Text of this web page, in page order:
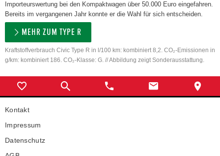
Importeurswertung bei den Kompaktwagen über 50.000 Euro eingefahren.
Bereits im vergangenen Jahr konnte er die Wahl für sich entscheiden.
MEHR ZUM TYPE R
Kraftstoffverbrauch Civic Type R in l/100 km: kombiniert 8,2. CO₂-Emissionen in
g/km: kombiniert 186. CO₂-Klasse: G. // Abbildung zeigt Sonderausstattung.
Kontakt
Impressum
Datenschutz